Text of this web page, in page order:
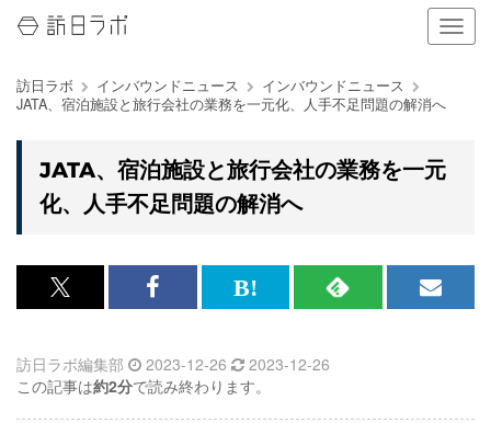
ナ
ビ
切
替
訪日ラボ インバウンドニュース
インバウンドニュース
JATA、宿泊施設と旅行会社の業務を一元化、人手不足問題の解消へ
JATA、宿泊施設と旅行会社の業務を一元
化、人手不足問題の解消へ
x<br>
記
事
Facebook<br>
記
事
は
な
ブ
RSS
メ
訪日ラボ編集部 2023-12-26
2023-12-26
この記事は約2分で読み終わります。